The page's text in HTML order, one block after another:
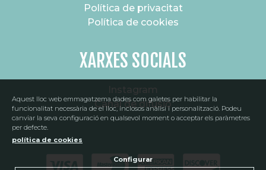
Política de privacitat
Política de cookies
XARXES SOCIALS
Canal de difusió
Aquest lloc web emmagatzema dades com galetes per habilitar la
funcionalitat necessària de el lloc, inclosos anàlisi i personalització. Podeu
canviar la seva configuració en qualsevol moment o acceptar els paràmetres
per defecte.
política de cookies
Configurar